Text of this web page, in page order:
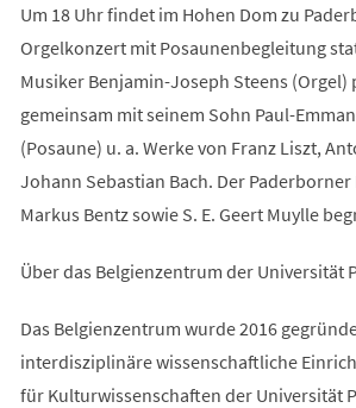
Um 18 Uhr findet im Hohen Dom zu
Orgelkonzert mit Posaunenbegleitung
Musiker Benjamin-Joseph Steens
gemeinsam mit seinem Sohn Paul-
(Posaune) u. a. Werke von Franz Liszt,
Johann Sebastian Bach. Der Paderborner
Markus Bentz sowie S. E. Geert Muylle
Über das Belgienzentrum der Universität
Das Belgienzentrum wurde 2016
interdisziplinäre wissenschaftliche
für Kulturwissenschaften der Universität